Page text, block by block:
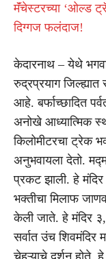
मॅंचेस्टरच्या ‘ओल्ड
दिग्गज फलंदाज!
केदारनाथ – येथे
रुद्रप्रयाग
आहे. बर्फाच्छादित
अनोखे आध्यात्मिक
किलोमीटरचा ट्रेक
अनुभवायला देतो.
प्रकट झाली. हे
भक्तीचा मिलाफ
केली जाते. हे मंदिर
सर्वात उंच शिवमंदिर
चेहऱ्याचे दर्शन होते.